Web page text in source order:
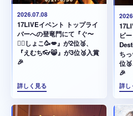
2026.07.08
17LIVEイベント トップライ
バーへの登竜門にて『ぐ〜
✊🏻‪しょこ🥳💋』が2位🥈、
『えむち👓😸』が3位🥉入賞
🎉
詳しく見る
ビ
ち
位
🎉
詳し